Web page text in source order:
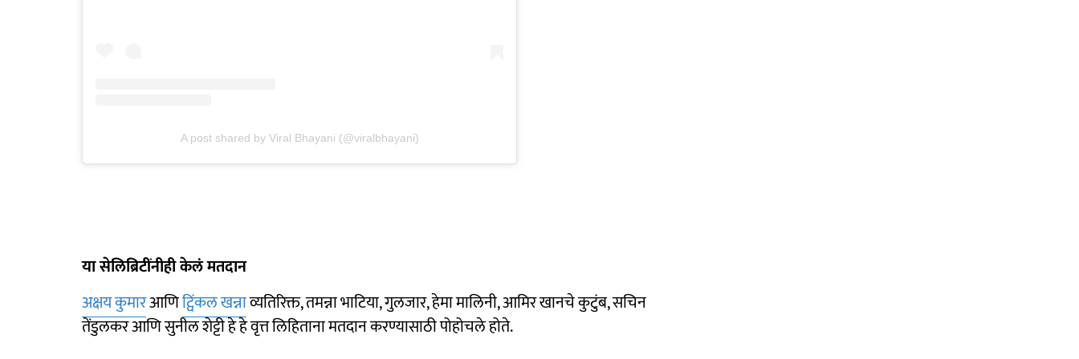
A post shared by Viral Bhayani (@viralbhayani)
या सेलिब्रिटींनीही केलं मतदान
अक्षय कुमारआणिट्विंकल खन्नाव्यतिरिक्त, तमन्ना भाटिया, गुलजार, हेमा मालिनी, आमिर खानचे कुटुंब, सचिन
तेंडुलकर आणि सुनील शेट्टी हे हे वृत्त लिहिताना मतदान करण्यासाठी पोहोचले होते.